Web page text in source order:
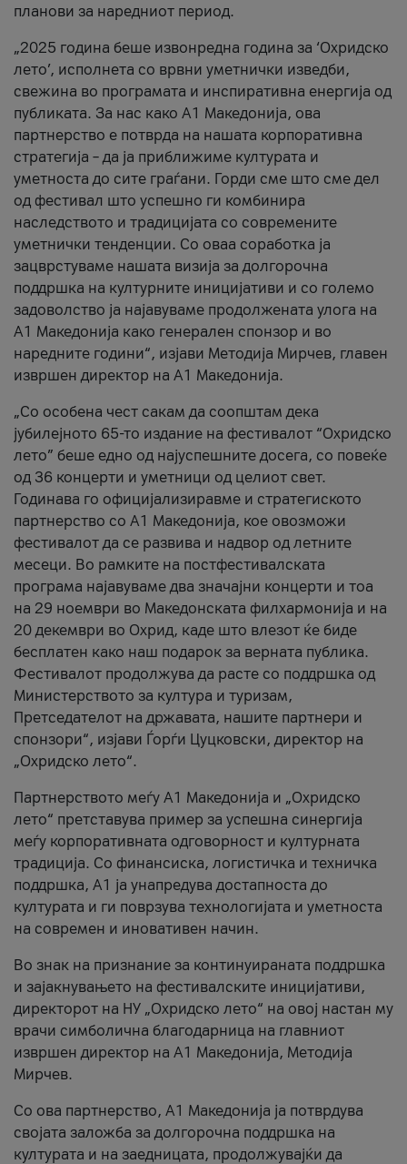
планови за наредниот период.
„2025 година беше извонредна година за ‘Охридско
лето’, исполнета со врвни уметнички изведби,
свежина во програмата и инспиративна енергија од
публиката. За нас како A1 Македонија, ова
партнерство е потврда на нашата корпоративна
стратегија – да ја приближиме културата и
уметноста до сите граѓани. Горди сме што сме дел
од фестивал што успешно ги комбинира
наследството и традицијата со современите
уметнички тенденции. Со оваа соработка ја
зацврстуваме нашата визија за долгорочна
поддршка на културните иницијативи и со големо
задоволство ја најавуваме продолжената улога на
A1 Македонија како генерален спонзор и во
наредните години“, изјави Методија Мирчев, главен
извршен директор на A1 Македонија.
„Со особена чест сакам да соопштам дека
јубилејното 65-то издание на фестивалот “Охридско
лето” беше едно од најуспешните досега, со повеќе
од 36 концерти и уметници од целиот свет.
Годинава го официјализиравме и стратегиското
партнерство со А1 Македонија, кое овозможи
фестивалот да се развива и надвор од летните
месеци. Во рамките на постфестивалската
програма најавуваме два значајни концерти и тоа
на 29 ноември во Македонската филхармонија и на
20 декември во Охрид, каде што влезот ќе биде
бесплатен како наш подарок за верната публика.
Фестивалот продолжува да расте со поддршка од
Министерството за култура и туризам,
Претседателот на државата, нашите партнери и
спонзори“, изјави Ѓорѓи Цуцковски, директор на
„Охридско лето“.
Партнерството меѓу A1 Македонија и „Охридско
лето“ претставува пример за успешна синергија
меѓу корпоративната одговорност и културната
традиција. Со финансиска, логистичка и техничка
поддршка, A1 ја унапредува достапноста до
културата и ги поврзува технологијата и уметноста
на современ и иновативен начин.
Во знак на признание за континуираната поддршка
и зајакнувањето на фестивалските иницијативи,
директорот на НУ „Охридско лето“ на овој настан му
врачи симболична благодарница на главниот
извршен директор на A1 Македонија, Методија
Мирчев.
Со ова партнерство, A1 Македонија ја потврдува
својата заложба за долгорочна поддршка на
културата и на заедницата, продолжувајќи да